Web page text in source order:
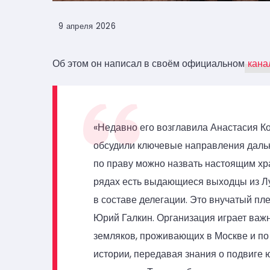
9 апреля 2026
Об этом он написал в своём официальном
«Недавно его возглавила Анастасия
обсудили ключевые направления
по праву можно назвать настоящим
рядах есть выдающиеся выходцы из
в составе делегации. Это внучатый
Юрий Галкин. Организация играет
земляков, проживающих в Москве и
истории, передавая знания о